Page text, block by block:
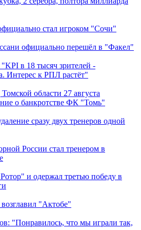
стал игроком "Сочи"
официально перешёл в "Факел"
в 18 тысяч зрителей -
Интерес к РПЛ растёт"
области 27 августа
о банкротстве ФК "Томь"
сразу двух тренеров одной
России стал тренером в
и одержал третью победу в
"Актобе"
"Понравилось, что мы играли так,